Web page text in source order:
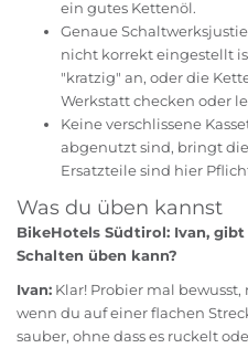
ein gutes Kettenöl.
Genaue
nicht korrekt eingestellt
"kratzig" an, oder die
Werkstatt checken oder
Keine verschlissene
abgenutzt sind, bringt
Ersatzteile sind hier
Was du üben kannst
BikeHotels Südtirol: Ivan,
Schalten üben kann?
Ivan: Klar! Probier mal
wenn du auf einer flachen
sauber, ohne dass es ruckelt